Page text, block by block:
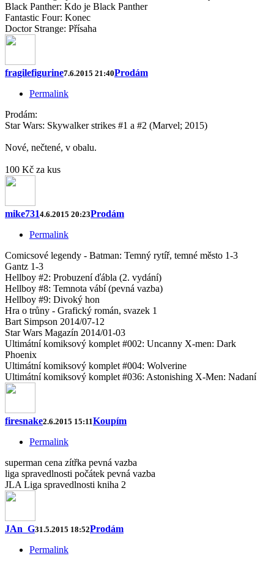
Black Panther: Kdo je Black Panther
Fantastic Four: Konec
Doctor Strange: Přísaha
fragilefigurine7.6.2015 21:40Prodám
Permalink
Prodám:
Star Wars: Skywalker strikes #1 a #2 (Marvel; 2015)
Nové, nečtené, v obalu.
100 Kč za kus
mike7314.6.2015 20:23Prodám
Permalink
Comicsové legendy - Batman: Temný rytíř, temné město 1-3
Gantz 1-3
Hellboy #2: Probuzení ďábla (2. vydání)
Hellboy #8: Temnota vábí (pevná vazba)
Hellboy #9: Divoký hon
Hra o trůny - Grafický román, svazek 1
Bart Simpson 2014/07-12
Star Wars Magazín 2014/01-03
Ultimátní komiksový komplet #002: Uncanny X-men: Dark
Phoenix
Ultimátní komiksový komplet #004: Wolverine
Ultimátní komiksový komplet #036: Astonishing X-Men: Nadaní
firesnake2.6.2015 15:11Koupím
Permalink
superman cena zítřka pevná vazba
liga spravedlnosti počátek pevná vazba
JLA Liga spravedlnosti kniha 2
JAn_G31.5.2015 18:52Prodám
Permalink